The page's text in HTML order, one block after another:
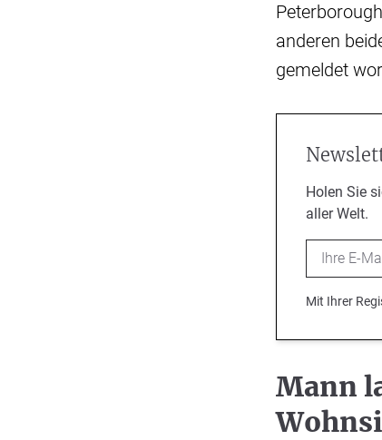
anderen
gemeldet
Holen Sie
aller Welt.
Email
Mit Ihrer
Mann